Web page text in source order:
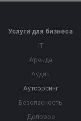
Услуги для бизнеса
IT
Аренда
Аудит
Аутсорсинг
Безопасность
Деловое